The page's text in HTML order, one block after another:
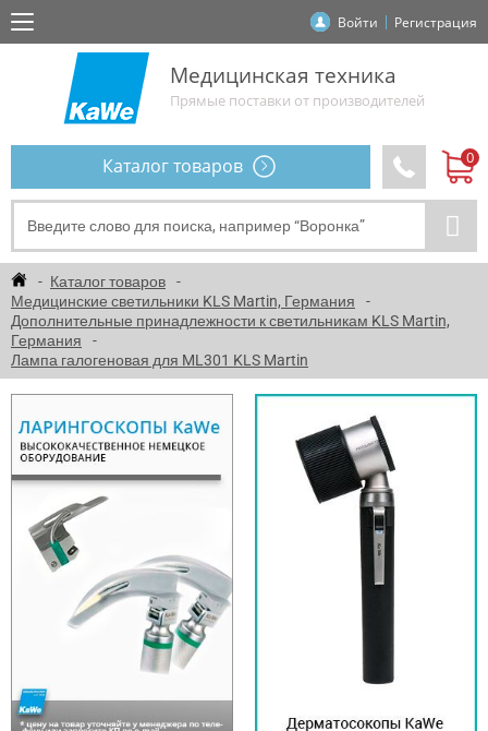
Войти Регистрация
Медицинская техника
Прямые поставки от производителей
Каталог товаров
Каталог товаров
Медицинские светильники KLS Martin, Германия
Дополнительные принадлежности к светильникам KLS Martin,
Германия
Лампа галогеновая для ML301 KLS Martin